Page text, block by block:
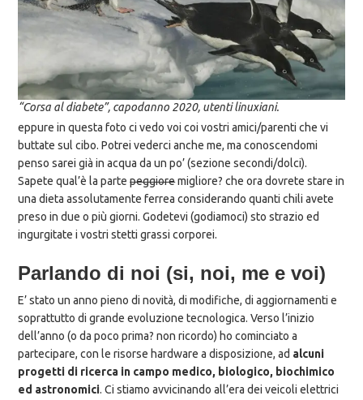
“Corsa al diabete”, capodanno 2020, utenti linuxiani.
eppure in questa foto ci vedo voi coi vostri amici/parenti che vi
buttate sul cibo. Potrei vederci anche me, ma conoscendomi
penso sarei già in acqua da un po’ (sezione secondi/dolci).
Sapete qual’è la partepeggioremigliore? che ora dovrete stare in
una dieta assolutamente ferrea considerando quanti chili avete
preso in due o più giorni. Godetevi (godiamoci) sto strazio ed
ingurgitate i vostri stetti grassi corporei.
Parlando di noi (si, noi, me e voi)
E’ stato un anno pieno di novità, di modifiche, di aggiornamenti e
soprattutto di grande evoluzione tecnologica. Verso l’inizio
dell’anno (o da poco prima? non ricordo) ho cominciato a
partecipare, con le risorse hardware a disposizione, ad alcuni
progetti di ricerca in campo medico, biologico, biochimico
ed astronomici. Ci stiamo avvicinando all’era dei veicoli elettrici